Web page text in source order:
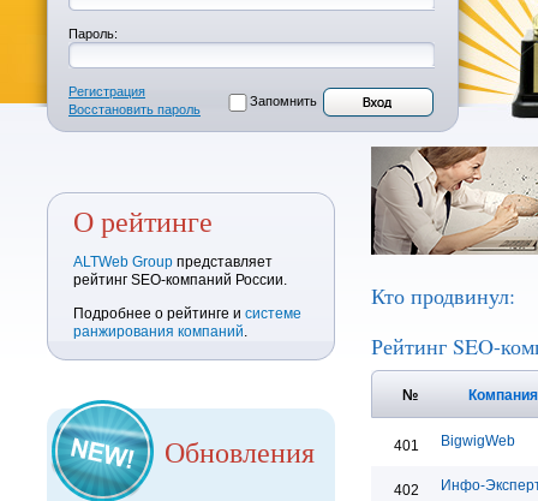
Пароль:
Регистрация
Восстановить пароль
Запомнить
О рейтинге
ALTWeb Group представляет
рейтинг SEO-компаний России.
Подробнее о рейтинге и системе
ранжирования компаний.
Обновления
Кто продвинул:
Рейтинг SEO-
№
401 BigwigWeb
402 Инфо-